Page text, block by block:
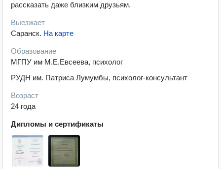
рассказать даже близким друзьям.
Выезжает
Саранск. На карте
Образование
МГПУ им М.Е.Евсеева, психолог
РУДН им. Патриса Лумумбы, психолог-консультант
Возраст
24 года
Дипломы и сертификаты